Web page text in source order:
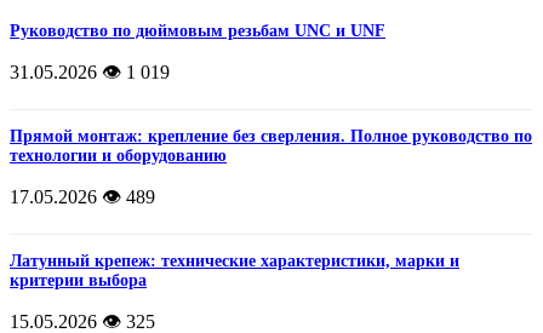
Руководство по дюймовым резьбам UNC и UNF
31.05.2026 👁️ 1 019
Прямой монтаж: крепление без сверления. Полное руководство по
технологии и оборудованию
17.05.2026 👁️ 489
Латунный крепеж: технические характеристики, марки и
критерии выбора
15.05.2026 👁️ 325